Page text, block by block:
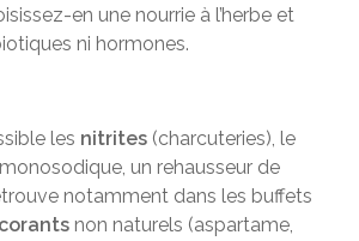
en une nourrie à l’herbe et
ni hormones.
les nitrites (charcuteries), le
un rehausseur de
notamment dans les buffets
non naturels (aspartame,